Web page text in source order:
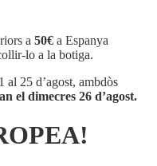
a 50€ a Espanya
lo a la botiga.
al 25 d’agost, ambdòs
el dimecres 26 d’agost.